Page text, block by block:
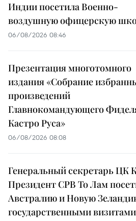
Индии посетила Военно-
воздушную офицерскую
06/08/2026 08:46
Презентация многотомного
издания «Собрание
произведений
Главнокомандующего
Кастро Руса»
06/08/2026 08:08
Генеральный секретарь ЦК
Президент СРВ То Лам
Австралию и Новую
государственными визитами